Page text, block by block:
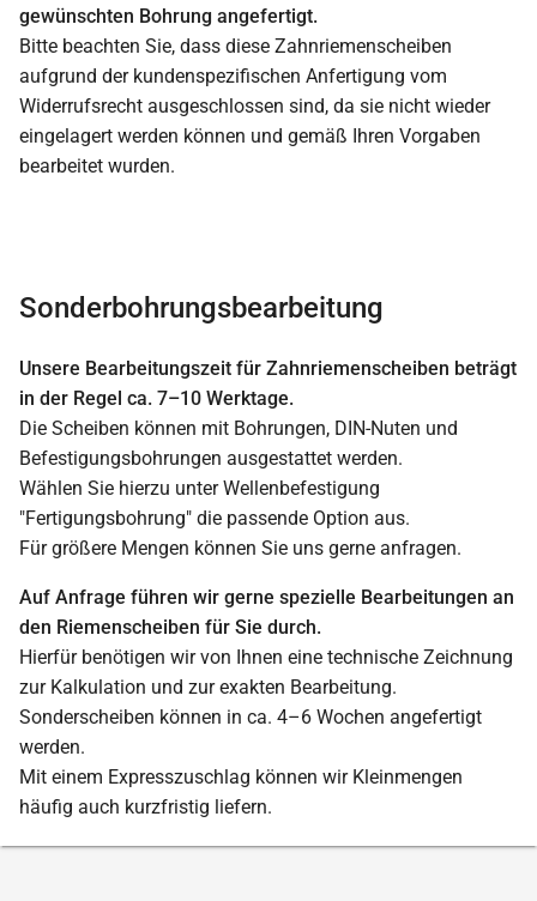
gewünschten Bohrung angefertigt.
Bitte beachten Sie, dass diese Zahnriemenscheiben
aufgrund der kundenspezifischen Anfertigung vom
Widerrufsrecht ausgeschlossen sind, da sie nicht wieder
eingelagert werden können und gemäß Ihren Vorgaben
bearbeitet wurden.
Sonderbohrungsbearbeitung
Unsere Bearbeitungszeit für Zahnriemenscheiben beträgt
in der Regel ca. 7–10 Werktage.
Die Scheiben können mit Bohrungen, DIN-Nuten und
Befestigungsbohrungen ausgestattet werden.
Wählen Sie hierzu unter Wellenbefestigung
"Fertigungsbohrung" die passende Option aus.
Für größere Mengen können Sie uns gerne anfragen.
Auf Anfrage führen wir gerne spezielle Bearbeitungen an
den Riemenscheiben für Sie durch.
Hierfür benötigen wir von Ihnen eine technische Zeichnung
zur Kalkulation und zur exakten Bearbeitung.
Sonderscheiben können in ca. 4–6 Wochen angefertigt
werden.
Mit einem Expresszuschlag können wir Kleinmengen
häufig auch kurzfristig liefern.